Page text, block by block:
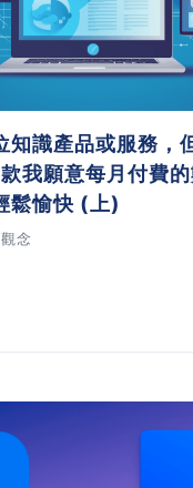
知識產品或服務，
我願意每月付費
鬆愉快 (上)
念